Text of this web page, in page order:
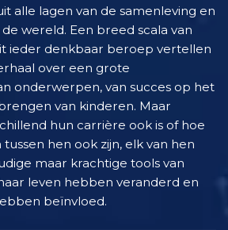
alle lagen van de samenleving en
wereld. Een breed scala van
ieder denkbaar beroep vertellen
over een grote
onderwerpen, van succes op het
van kinderen. Maar
hun carrière ook is of hoe
hen ook zijn, elk van hen
maar krachtige tools van
leven hebben veranderd en
beïnvloed.